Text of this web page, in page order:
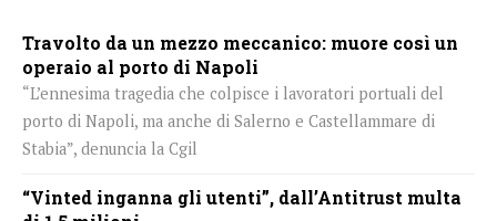
Travolto da un mezzo meccanico: muore così un
operaio al porto di Napoli
“L’ennesima tragedia che colpisce i lavoratori portuali del
porto di Napoli, ma anche di Salerno e Castellammare di
Stabia”, denuncia la Cgil
“Vinted inganna gli utenti”, dall’Antitrust multa